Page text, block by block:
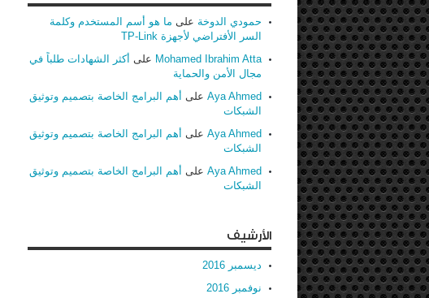
حمودي الدوخة على ما هو أسم المستخدم وكلمة
السر الأفتراضي لأجهزة TP-Link
Mohamed Ibrahim Atta على أكثر الشهادات طلباً في
مجال الأمن والحماية
Aya Ahmed على أهم البرامج الخاصة بتصميم وتوثيق
الشبكات
Aya Ahmed على أهم البرامج الخاصة بتصميم وتوثيق
الشبكات
Aya Ahmed على أهم البرامج الخاصة بتصميم وتوثيق
الشبكات
الأرشيف
ديسمبر 2016
نوفمبر 2016